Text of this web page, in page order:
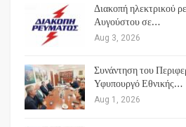
Διακοπή ηλεκτρικού
Αυγούστου σε…
Aug 3, 2026
Συνάντηση του
Υφυπουργό Εθνικής…
Aug 1, 2026